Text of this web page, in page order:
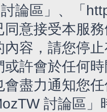
討論區」、「
同意接受本服
內容，請您停
或許會於任何
會盡力通知您
討論區